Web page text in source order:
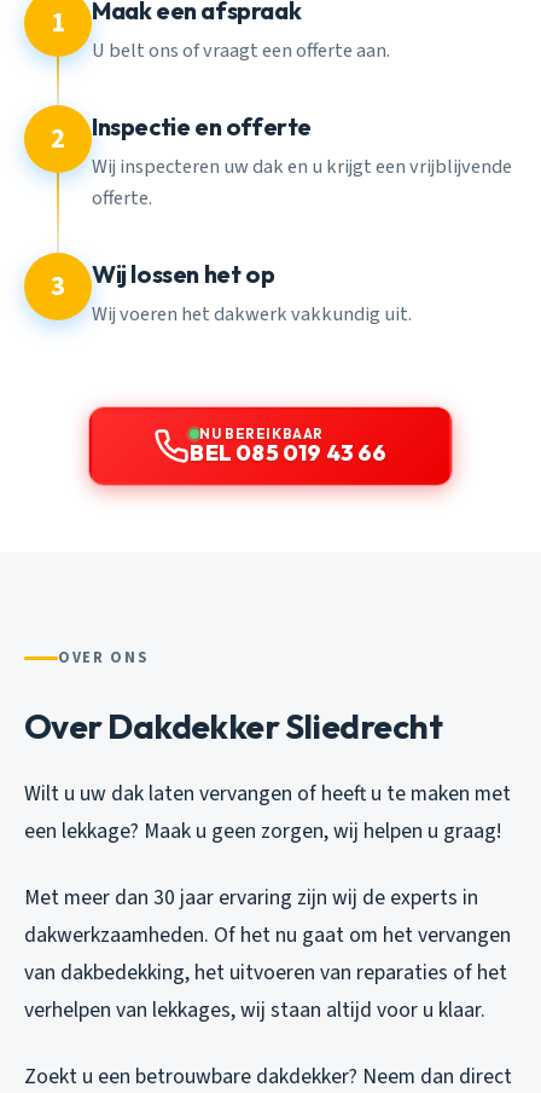
1 Maak een afspraak
U belt ons of vraagt een offerte aan.
2 Inspectie en offerte
Wij inspecteren uw dak en u krijgt een vrijblijvende
offerte.
3 Wij lossen het op
Wij voeren het dakwerk vakkundig uit.
NU BEREIKBAAR
BEL 085 019 43 66
OVER ONS
Over Dakdekker Sliedrecht
Wilt u uw dak laten vervangen of heeft u te maken met
een lekkage? Maak u geen zorgen, wij helpen u graag!
Met meer dan 30 jaar ervaring zijn wij de experts in
dakwerkzaamheden. Of het nu gaat om het vervangen
van dakbedekking, het uitvoeren van reparaties of het
verhelpen van lekkages, wij staan altijd voor u klaar.
Zoekt u een betrouwbare dakdekker? Neem dan direct